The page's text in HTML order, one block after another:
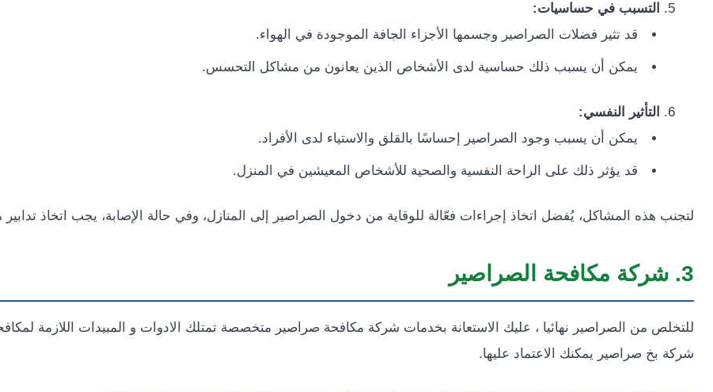
التسبب في حساسيات:
قد تثير فضلات الصراصير وجسمها الأجزاء الجافة الموجودة في الهواء.
يمكن أن يسبب ذلك حساسية لدى الأشخاص الذين يعانون من مشاكل التحسس.
التأثير النفسي:
يمكن أن يسبب وجود الصراصير إحساسًا بالقلق والاستياء لدى الأفراد.
قد يؤثر ذلك على الراحة النفسية والصحية للأشخاص المعيشين في المنزل.
لتجنب هذه المشاكل، يُفضل اتخاذ إجراءات فعّالة للوقاية من دخول الصراصير إلى المنازل، وفي حالة الإصابة، يجب اتخاذ تدابير
3. شركة مكافحة الصراصير
للتخلص من الصراصير نهائيا ، عليك الاستعانة بخدمات شركة مكافحة صراصير متخصصة تمتلك الادوات و المبيدات اللازمة
شركة بخ صراصير يمكنك الاعتماد عليها.